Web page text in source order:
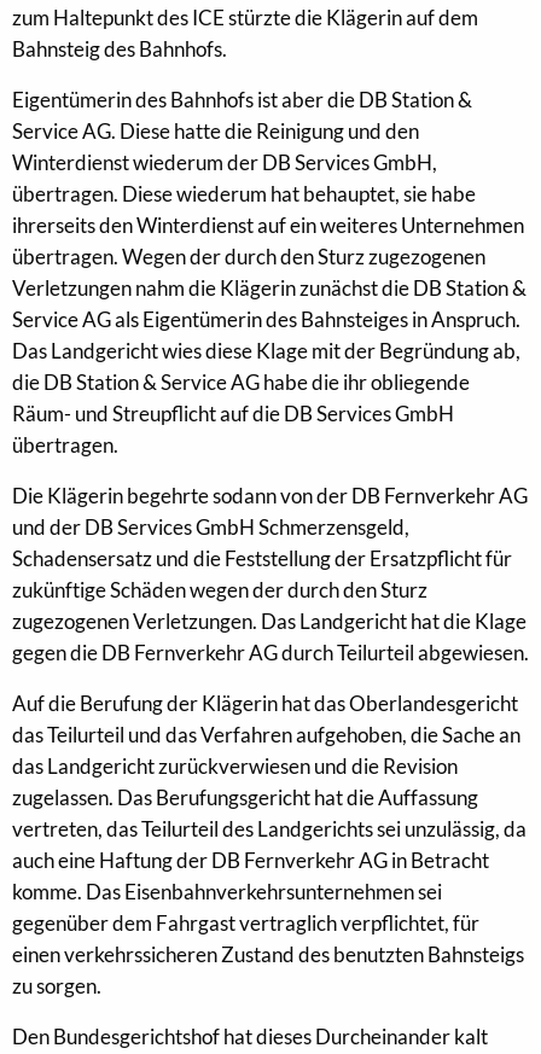
zum Haltepunkt des ICE stürzte die Klägerin auf dem
Bahnsteig des Bahnhofs.
Eigentümerin des Bahnhofs ist aber die DB Station &
Service AG. Diese hatte die Reinigung und den
Winterdienst wiederum der DB Services GmbH,
übertragen. Diese wiederum hat behauptet, sie habe
ihrerseits den Winterdienst auf ein weiteres Unternehmen
übertragen. Wegen der durch den Sturz zugezogenen
Verletzungen nahm die Klägerin zunächst die DB Station &
Service AG als Eigentümerin des Bahnsteiges in Anspruch.
Das Landgericht wies diese Klage mit der Begründung ab,
die DB Station & Service AG habe die ihr obliegende
Räum- und Streupflicht auf die DB Services GmbH
übertragen.
Die Klägerin begehrte sodann von der DB Fernverkehr AG
und der DB Services GmbH Schmerzensgeld,
Schadensersatz und die Feststellung der Ersatzpflicht für
zukünftige Schäden wegen der durch den Sturz
zugezogenen Verletzungen. Das Landgericht hat die Klage
gegen die DB Fernverkehr AG durch Teilurteil abgewiesen.
Auf die Berufung der Klägerin hat das Oberlandesgericht
das Teilurteil und das Verfahren aufgehoben, die Sache an
das Landgericht zurückverwiesen und die Revision
zugelassen. Das Berufungsgericht hat die Auffassung
vertreten, das Teilurteil des Landgerichts sei unzulässig, da
auch eine Haftung der DB Fernverkehr AG in Betracht
komme. Das Eisenbahnverkehrsunternehmen sei
gegenüber dem Fahrgast vertraglich verpflichtet, für
einen verkehrssicheren Zustand des benutzten Bahnsteigs
zu sorgen.
Den Bundesgerichtshof hat dieses Durcheinander kalt